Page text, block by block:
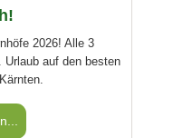
2026! Alle 3
Urlaub auf den besten